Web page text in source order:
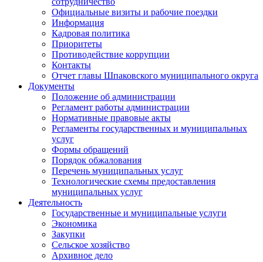
Официальные визиты и рабочие поездки
Информация
Кадровая политика
Приоритеты
Противодействие коррупции
Контакты
Отчет главы Шпаковского муниципального округа
Документы
Положение об администрации
Регламент работы администрации
Нормативные правовые акты
Регламенты государственных и муниципальных
услуг
Формы обращений
Порядок обжалования
Перечень муниципальных услуг
Технологические схемы предоставления
муниципальных услуг
Деятельность
Государственные и муниципальные услуги
Экономика
Закупки
Сельское хозяйство
Архивное дело